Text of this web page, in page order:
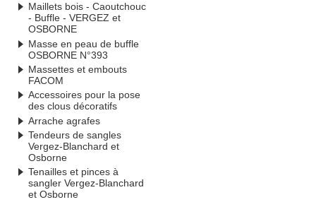
Maillets bois - Caoutchouc
- Buffle - VERGEZ et
OSBORNE
Masse en peau de buffle
OSBORNE N°393
Massettes et embouts
FACOM
Accessoires pour la pose
des clous décoratifs
Arrache agrafes
Tendeurs de sangles
Vergez-Blanchard et
Osborne
Tenailles et pinces à
sangler Vergez-Blanchard
et Osborne